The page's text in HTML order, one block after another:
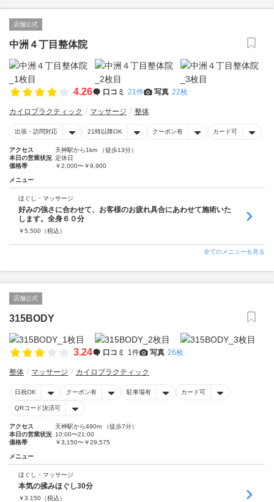
店舗公式
中洲４丁目整体院
4.26 口コミ 21件 写真 22枚
カイロプラクティック マッサージ 整体
出張・訪問対応 21時以降OK クーポン有 カード可
アクセス
天神駅から1km （徒歩13分）
本日の営業状況 定休日
価格帯
￥2,000〜￥9,900
メニュー
ほぐし・マッサージ
好みの強さに合わせて、お客様のお疲れ具合にあわせて施術いた
します。全身６０分
￥5,500 （税込）
全てのメニューを見る
店舗公式
315BODY
3.24 口コミ 1件 写真 26枚
整体 マッサージ カイロプラクティック
日祝OK クーポン有 駐車場有 カード可
QRコード決済可
アクセス
天神駅から490m （徒歩7分）
本日の営業状況 10:00〜21:00
価格帯
￥3,150〜￥29,575
メニュー
ほぐし・マッサージ
本気の揉みほぐし30分
￥3,150 （税込）